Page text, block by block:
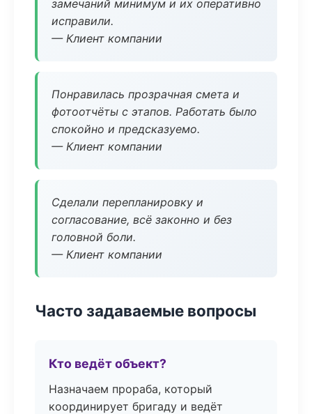
замечаний минимум и их оперативно
исправили.
— Клиент компании
Понравилась прозрачная смета и
фотоотчёты с этапов. Работать было
спокойно и предсказуемо.
— Клиент компании
Сделали перепланировку и
согласование, всё законно и без
головной боли.
— Клиент компании
Часто задаваемые вопросы
Кто ведёт объект?
Назначаем прораба, который
координирует бригаду и ведёт